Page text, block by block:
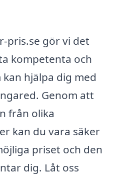
pris.se gör vi det
kompetenta och
hjälpa dig med
Genom att
från olika
kan du vara säker
priset och den
dig. Låt oss